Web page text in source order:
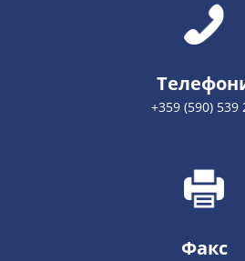
+359 (590) 539
Факс